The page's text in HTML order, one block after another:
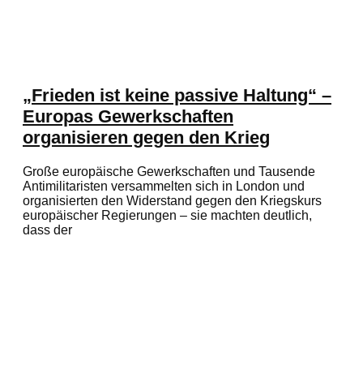
„Frieden ist keine passive Haltung“ –
Europas Gewerkschaften
organisieren gegen den Krieg
Große europäische Gewerkschaften und Tausende
Antimilitaristen versammelten sich in London und
organisierten den Widerstand gegen den Kriegskurs
europäischer Regierungen – sie machten deutlich,
dass der